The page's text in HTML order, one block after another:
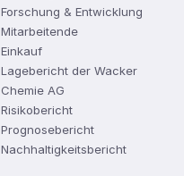
Forschung & Entwicklung
Mitarbeitende
Einkauf
Lagebericht der Wacker
Chemie AG
Risikobericht
Prognosebericht
Nachhaltigkeitsbericht